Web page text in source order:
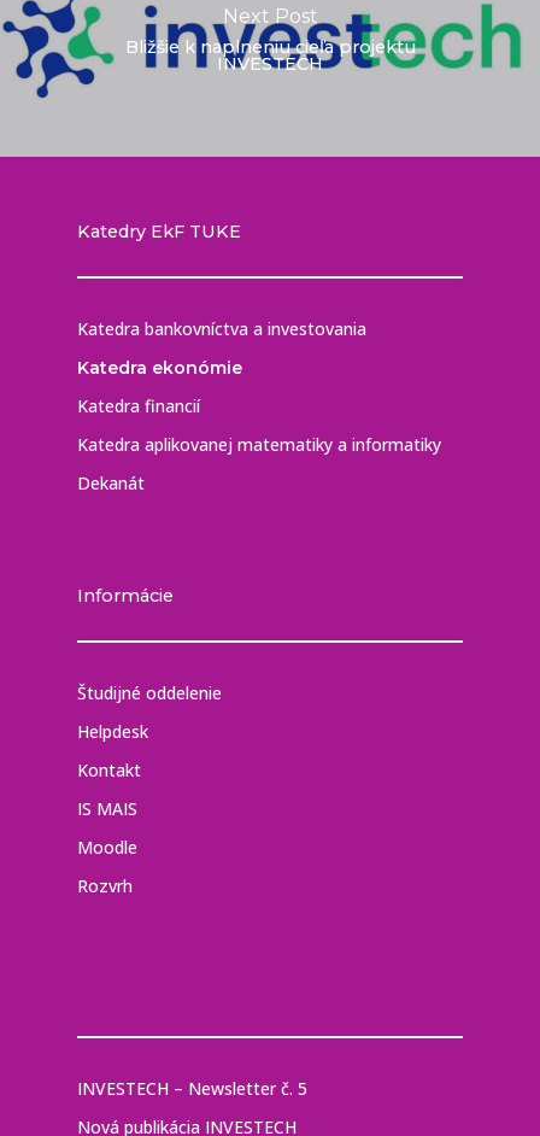
Next Post
Bližšie k naplneniu cieľa projektu
INVESTECH
Katedry EkF TUKE
Katedra bankovníctva a investovania
Katedra ekonómie
Katedra financií
Katedra aplikovanej matematiky a informatiky
Dekanát
Informácie
Študijné oddelenie
Helpdesk
Kontakt
IS MAIS
Moodle
Rozvrh
INVESTECH – Newsletter č. 5
Nová publikácia INVESTECH